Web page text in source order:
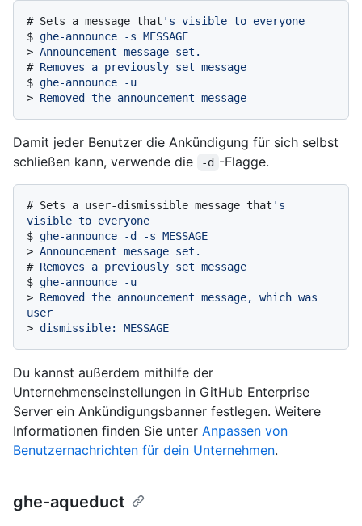
# Sets a message that 's visible to everyone
$ ghe-announce -s MESSAGE
> Announcement message set.
# Removes a previously set message
$ ghe-announce -u
> Removed the announcement message
Damit jeder Benutzer die Ankündigung für sich selbst
schließen kann, verwende die
-d -Flagge.
# Sets a user-dismissible message that 's
visible to everyone
$ ghe-announce -d -s MESSAGE
> Announcement message set.
# Removes a previously set message
$ ghe-announce -u
> Removed the announcement message, which was
user
> dismissible: MESSAGE
Du kannst außerdem mithilfe der
Unternehmenseinstellungen in GitHub Enterprise
Server ein Ankündigungsbanner festlegen. Weitere
Informationen finden Sie unter Anpassen von
Benutzernachrichten für dein Unternehmen.
ghe-aqueduct